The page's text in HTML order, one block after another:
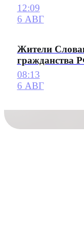
12:09
6 АВГ
Жители
гражданства
08:13
6 АВГ